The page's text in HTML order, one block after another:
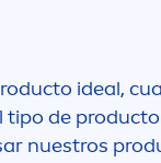
ideal,
de
nuestros